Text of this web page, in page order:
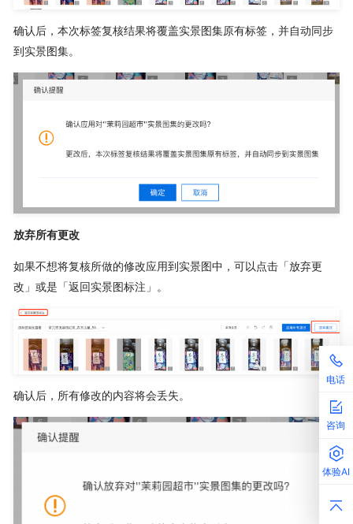
电话
咨询
体验AI
确认后，本次标签复核结果将覆盖实景图集原有标签，并自动同步
到实景图集。
放弃所有更改
如果不想将复核所做的修改应用到实景图中，可以点击「放弃更
改」或是「返回实景图标注」。
确认后，所有修改的内容将会丢失。